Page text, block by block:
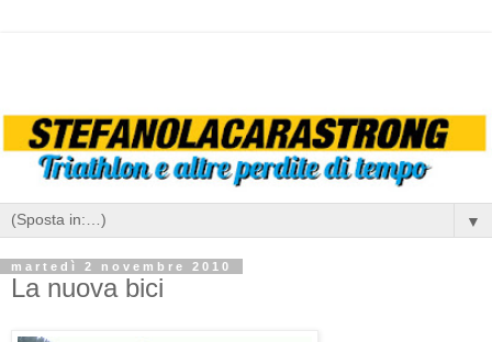
▼
martedì 2 novembre 2010
La nuova bici